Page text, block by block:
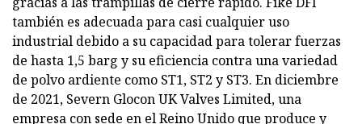
también es adecuada para casi cualquier uso
industrial debido a su capacidad para tolerar fuerzas
de hasta 1,5 barg y su eficiencia contra una variedad
de polvo ardiente como ST1, ST2 y ST3. En diciembre
de 2021, Severn Glocon UK Valves Limited, una
empresa con sede en el Reino Unido que produce y